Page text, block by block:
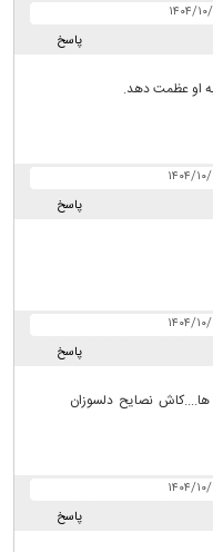
پاسخ
او عظمت دهد.
پاسخ
پاسخ
ها....کاش نصایح دلسوزان
پاسخ